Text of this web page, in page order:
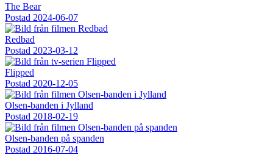
The Bear
Postad 2024-06-07
Redbad
Postad 2023-03-12
Flipped
Postad 2020-12-05
Olsen-banden i Jylland
Postad 2018-02-19
Olsen-banden på spanden
Postad 2016-07-04